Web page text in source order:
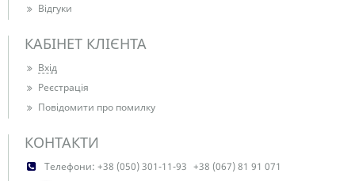
Відгуки
КАБІНЕТ КЛІЄНТА
Вхід
Реєстрація
Повідомити про помилку
КОНТАКТИ
Телефони: +38 (050) 301-11-93 +38 (067) 81 91 071